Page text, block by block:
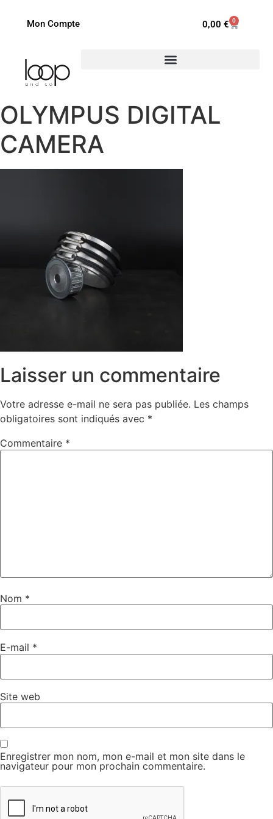
Mon Compte 0,00 € 0
OLYMPUS DIGITAL
CAMERA
Laisser un commentaire
Votre adresse e-mail ne sera pas publiée. Les champs
obligatoires sont indiqués avec *
Commentaire *
Nom *
E-mail *
Site web
Enregistrer mon nom, mon e-mail et mon site dans le
navigateur pour mon prochain commentaire.